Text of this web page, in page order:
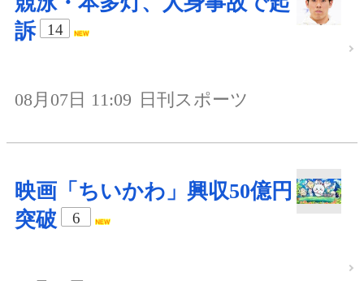
訴
14
08月07日 11:09 日刊スポーツ
映画「ちいかわ」興収50億円
突破
6